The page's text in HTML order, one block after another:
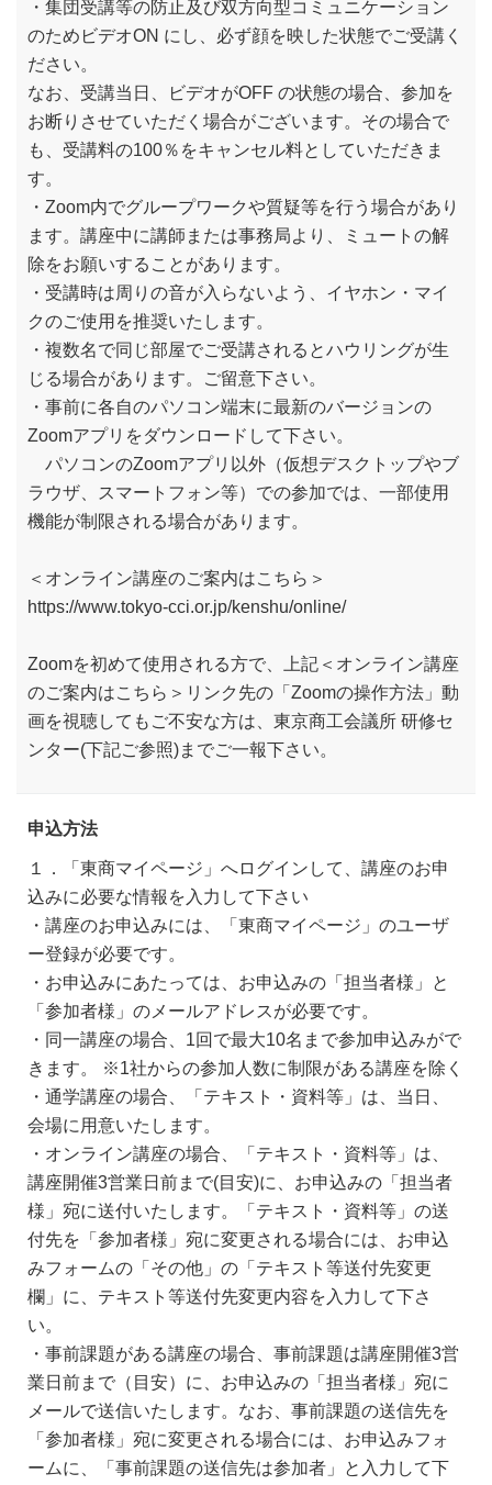
・集団受講等の防止及び双方向型コミュニケーション
のためビデオON にし、必ず顔を映した状態でご受講く
ださい。
なお、受講当日、ビデオがOFF の状態の場合、参加を
お断りさせていただく場合がございます。その場合で
も、受講料の100％をキャンセル料としていただきま
す。
・Zoom内でグループワークや質疑等を行う場合があり
ます。講座中に講師または事務局より、ミュートの解
除をお願いすることがあります。
・受講時は周りの音が入らないよう、イヤホン・マイ
クのご使用を推奨いたします。
・複数名で同じ部屋でご受講されるとハウリングが生
じる場合があります。ご留意下さい。
・事前に各自のパソコン端末に最新のバージョンの
Zoomアプリをダウンロードして下さい。
パソコンのZoomアプリ以外（仮想デスクトップやブ
ラウザ、スマートフォン等）での参加では、一部使用
機能が制限される場合があります。
＜オンライン講座のご案内はこちら＞
https://www.tokyo-cci.or.jp/kenshu/online/
Zoomを初めて使用される方で、上記＜オンライン講座
のご案内はこちら＞リンク先の「Zoomの操作方法」動
画を視聴してもご不安な方は、東京商工会議所 研修セ
ンター(下記ご参照)までご一報下さい。
申込方法
１．「東商マイページ」へログインして、講座のお申
込みに必要な情報を入力して下さい
・講座のお申込みには、「東商マイページ」のユーザ
ー登録が必要です。
・お申込みにあたっては、お申込みの「担当者様」と
「参加者様」のメールアドレスが必要です。
・同一講座の場合、1回で最大10名まで参加申込みがで
きます。 ※1社からの参加人数に制限がある講座を除く
・通学講座の場合、「テキスト・資料等」は、当日、
会場に用意いたします。
・オンライン講座の場合、「テキスト・資料等」は、
講座開催3営業日前まで(目安)に、お申込みの「担当者
様」宛に送付いたします。「テキスト・資料等」の送
付先を「参加者様」宛に変更される場合には、お申込
みフォームの「その他」の「テキスト等送付先変更
欄」に、テキスト等送付先変更内容を入力して下さ
い。
・事前課題がある講座の場合、事前課題は講座開催3営
業日前まで（目安）に、お申込みの「担当者様」宛に
メールで送信いたします。なお、事前課題の送信先を
「参加者様」宛に変更される場合には、お申込みフォ
ームに、「事前課題の送信先は参加者」と入力して下